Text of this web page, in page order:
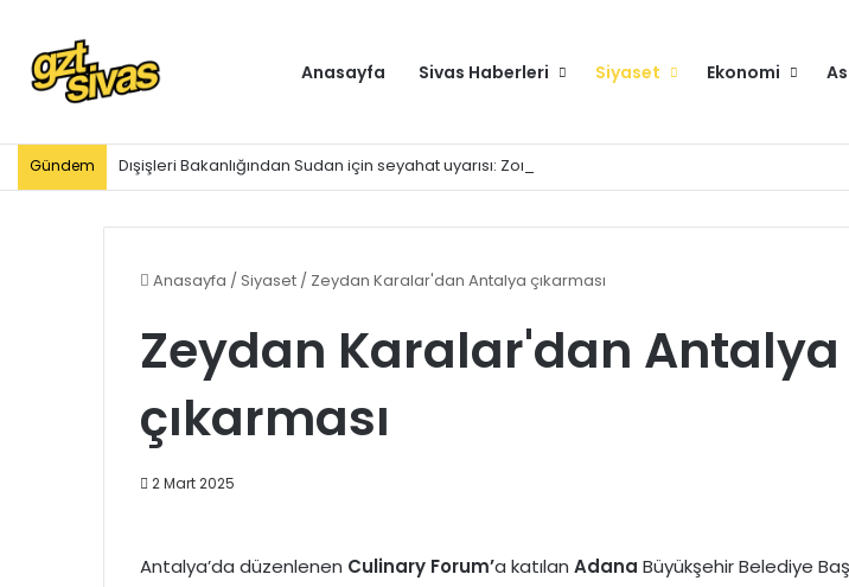
Anasayfa Sivas Haberleri Siyaset Ekonomi
Gündem Dışişleri Bakanlığından Sudan için seyahat uyarısı: Zorunlu değilse gitmeyin
Anasayfa /Siyaset / Zeydan Karalar'dan Antalya çıkarması
Zeydan Karalar'dan Antalya
çıkarması
2 Mart 2025
Antalya’da düzenlenen Culinary Forum’a katılan Adana Büyükşehir Belediye